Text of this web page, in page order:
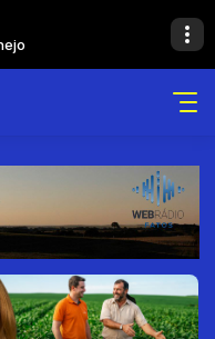
- Parte 3